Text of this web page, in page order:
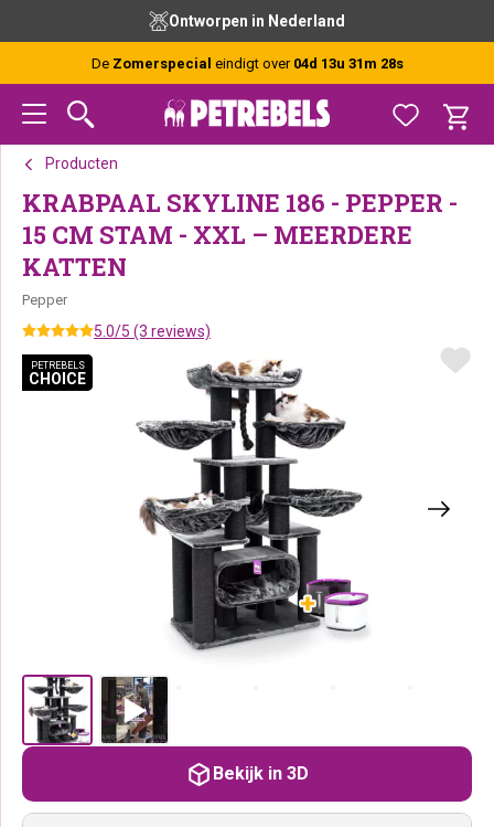
hoofdnavigatie
hoofd
inhoud
voettekst
Ontworpen in Nederland
De Zomerspecial eindigt over 04d 13u 31m 28s
Producten
KRABPAAL SKYLINE 186 - PEPPER -
15 CM STAM - XXL – MEERDERE
KATTEN
Pepper
5.0/5 (3 reviews)
PETREBELS
CHOICEPETREBELS CHOICE
PETREBELS
CHOICEPETREBELS CHOICE
Bekijk in 3D